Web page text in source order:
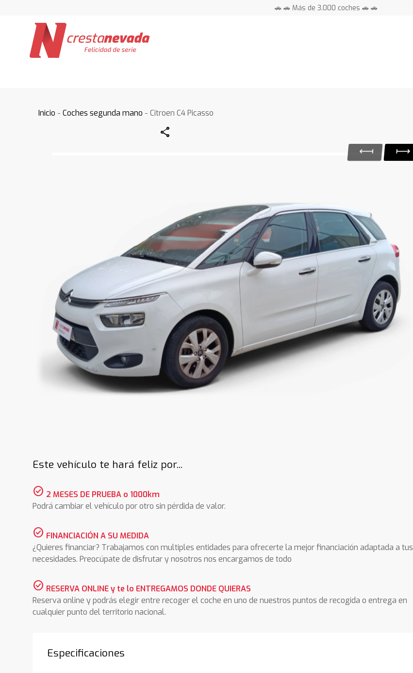
🚗 🚗 Más de 3.000 coches 🚗 🚗
Inicio -Coches segunda mano - Citroen C4 Picasso
Share
Este vehículo te hará feliz por...
check_circle 2 MESES DE PRUEBA o 1000km
Podrá cambiar el vehículo por otro sin pérdida de valor.
check_circle FINANCIACIÓN A SU MEDIDA
¿Quieres financiar? Trabajamos con multiples entidades para ofrecerte la mejor financiación adaptada a tus
necesidades. Preocúpate de disfrutar y nosotros nos encargamos de todo
check_circle RESERVA ONLINE y te lo ENTREGAMOS DONDE QUIERAS
Reserva online y podrás elegir entre recoger el coche en uno de nuestros puntos de recogida o entrega en
cualquier punto del territorio nacional.
Especificaciones